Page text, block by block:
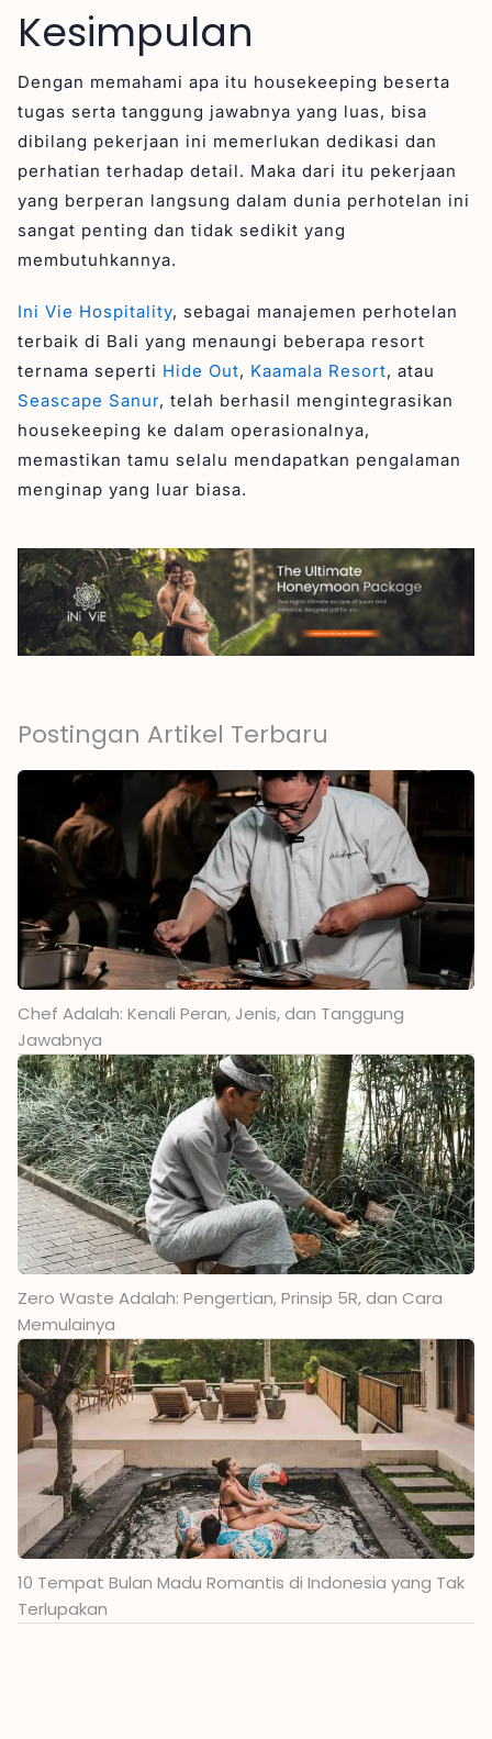
Kesimpulan
Dengan memahami apa itu housekeeping beserta
tugas serta tanggung jawabnya yang luas, bisa
dibilang pekerjaan ini memerlukan dedikasi dan
perhatian terhadap detail. Maka dari itu pekerjaan
yang berperan langsung dalam dunia perhotelan ini
sangat penting dan tidak sedikit yang
membutuhkannya.
Ini Vie Hospitality, sebagai manajemen perhotelan
terbaik di Bali yang menaungi beberapa resort
ternama seperti Hide Out, Kaamala Resort, atau
Seascape Sanur, telah berhasil mengintegrasikan
housekeeping ke dalam operasionalnya,
memastikan tamu selalu mendapatkan pengalaman
menginap yang luar biasa.
Postingan Artikel Terbaru
Chef Adalah: Kenali Peran, Jenis, dan Tanggung
Jawabnya
Zero Waste Adalah: Pengertian, Prinsip 5R, dan Cara
Memulainya
10 Tempat Bulan Madu Romantis di Indonesia yang Tak
Terlupakan